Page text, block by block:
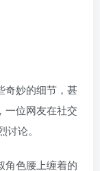
奇妙的细节，甚
一位网友在社交
论。
角色腰上缠着的